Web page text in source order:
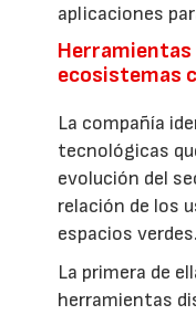
aplicaciones
ecosistemas
La compañía
tecnológicas
evolución del
relación de los
espacios verdes.
La primera de
herramientas